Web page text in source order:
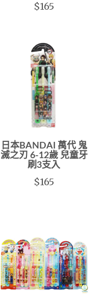
$165
日本BANDAI 萬代 鬼
滅之刃 6-12歲 兒童牙
刷3支入
$165